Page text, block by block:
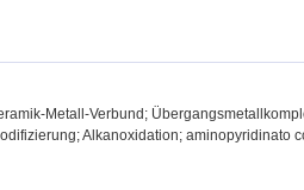
Metall-Verbund;
Alkanoxidation; aminopyridinato